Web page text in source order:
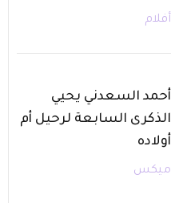
أفلام
أحمد السعدني يحيي
الذكرى السابعة لرحيل أم
أولاده
ميكس